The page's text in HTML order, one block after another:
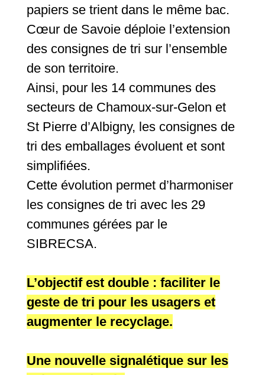
papiers se trient dans le même bac.
Cœur de Savoie déploie l’extension
des consignes de tri sur l’ensemble
de son territoire.
Ainsi, pour les 14 communes des
secteurs de Chamoux-sur-Gelon et
St Pierre d’Albigny, les consignes de
tri des emballages évoluent et sont
simplifiées.
Cette évolution permet d’harmoniser
les consignes de tri avec les 29
communes gérées par le
SIBRECSA.
L’objectif est double : faciliter le
geste de tri pour les usagers et
augmenter le recyclage.
Une nouvelle signalétique sur les